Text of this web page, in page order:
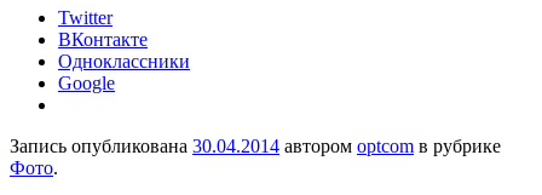
Twitter
ВКонтакте
Одноклассники
Google
Запись опубликована 30.04.2014 автором optcom в рубрике
Фото.